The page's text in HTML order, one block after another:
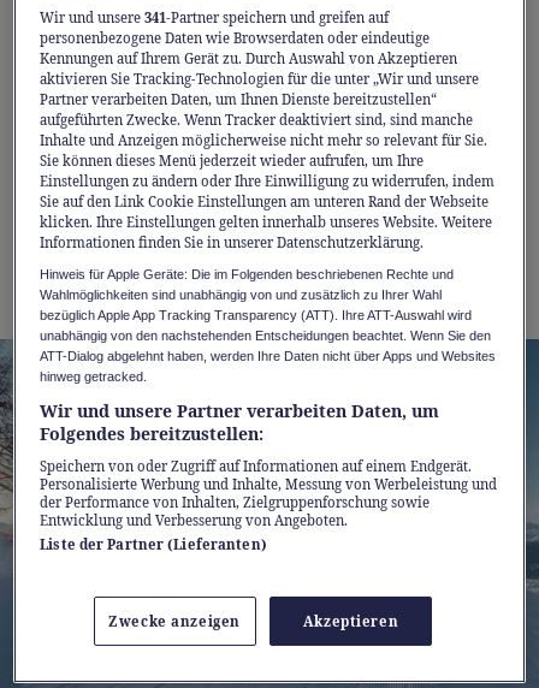
einen Gang höher schalten will, bucht die
FastLane an den Bahnen – und ist schneller
wieder dort, wo’s Spass macht: auf der
nächsten Abfahrt. Von 1'500 bis 3'000 Meter
Höhe, am Fuss des Plaine-Morte-Gletschers,
finden Sie Pisten für jeden Stil und jedes
Level. Kurz: Hier wird aus Leistung
Vergnügen – und aus dem Skitag ein richtig
guter Flow-Tag.
Wir und unsere341-Partner speichern und greifen auf
personenbezogene Daten wie Browserdaten oder eindeutige
Kennungen auf Ihrem Gerät zu. Durch Auswahl von Akzeptieren
aktivieren Sie Tracking-Technologien für die unter „Wir und unsere
Partner verarbeiten Daten, um Ihnen Dienste bereitzustellen“
aufgeführten Zwecke. Wenn Tracker deaktiviert sind, sind manche
Inhalte und Anzeigen möglicherweise nicht mehr so relevant für Sie.
Sie können dieses Menü jederzeit wieder aufrufen, um Ihre
Einstellungen zu ändern oder Ihre Einwilligung zu widerrufen, indem
Sie auf den Link Cookie Einstellungen am unteren Rand der Webseite
klicken. Ihre Einstellungen gelten innerhalb unseres Website. Weitere
Informationen finden Sie in unserer Datenschutzerklärung.
Hinweis für Apple Geräte: Die im Folgenden beschriebenen Rechte und
Wahlmöglichkeiten sind unabhängig von und zusätzlich zu Ihrer Wahl
bezüglich Apple App Tracking Transparency (ATT). Ihre ATT-Auswahl wird
unabhängig von den nachstehenden Entscheidungen beachtet. Wenn Sie den
ATT-Dialog abgelehnt haben, werden Ihre Daten nicht über Apps und Websites
hinweg getracked.
Wir und unsere Partner verarbeiten Daten, um
Folgendes bereitzustellen:
Speichern von oder Zugriff auf Informationen auf einem Endgerät.
Personalisierte Werbung und Inhalte, Messung von Werbeleistung und
der Performance von Inhalten, Zielgruppenforschung sowie
Entwicklung und Verbesserung von Angeboten.
Liste der Partner (Lieferanten)
Zwecke anzeigen Akzeptieren